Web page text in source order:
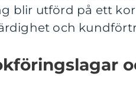
blir utförd på ett
och